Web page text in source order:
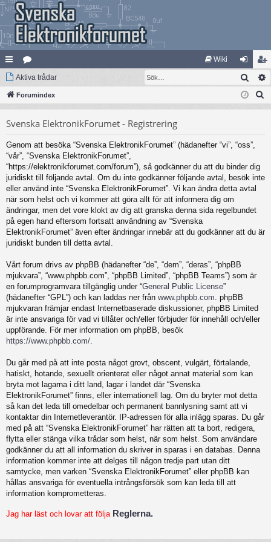
na
bb
ar
at
eg
Wiki
og
ga
li
m
Aktiva trådar Sök
Forumindex
Svenska ElektronikForumet - Registrering
Genom att besöka “Svenska ElektronikForumet” (hädanefter “vi”, “oss”,
“vår”, “Svenska ElektronikForumet”,
“https://elektronikforumet.com/forum”), så godkänner du att du binder dig
juridiskt till följande avtal. Om du inte godkänner följande avtal, besök inte
eller använd inte “Svenska ElektronikForumet”. Vi kan ändra detta avtal
när som helst och vi kommer att göra allt för att informera dig om
ändringar, men det vore klokt av dig att granska denna sida regelbundet
på egen hand eftersom fortsatt användning av “Svenska
ElektronikForumet” även efter ändringar innebär att du godkänner att du är
juridiskt bunden till detta avtal.
Vårt forum drivs av phpBB (hädanefter “de”, “dem”, “deras”, “phpBB
mjukvara”, “www.phpbb.com”, “phpBB Limited”, “phpBB Teams”) som är
en forumprogramvara tillgänglig under “General Public License”
(hädanefter “GPL”) och kan laddas ner från www.phpbb.com . phpBB
mjukvaran främjar endast Internetbaserade diskussioner, phpBB Limited
är inte ansvariga för vad vi tillåter och/eller förbjuder för innehåll och/eller
uppförande. För mer information om phpBB, besök
https://www.phpbb.com/
Du går med på att inte posta något grovt, obscent, vulgärt, förtalande,
hatiskt, hotande, sexuellt orienterat eller något annat material som kan
bryta mot lagarna i ditt land, lagar i landet där “Svenska
ElektronikForumet” finns, eller internationell lag. Om du bryter mot detta
så kan det leda till omedelbar och permanent bannlysning samt att vi
kontaktar din Internetleverantör. IP-adressen för alla inlägg sparas. Du går
med på att “Svenska ElektronikForumet” har rätten att ta bort, redigera,
flytta eller stänga vilka trådar som helst, när som helst. Som användare
godkänner du att all information du skriver in sparas i en databas. Denna
information kommer inte att delges till någon tredje part utan ditt
samtycke, men varken “Svenska ElektronikForumet” eller phpBB kan
hållas ansvariga för eventuella intrångsförsök som kan leda till att
information komprometteras.
Jag har läst och lovar att följa Reglerna.